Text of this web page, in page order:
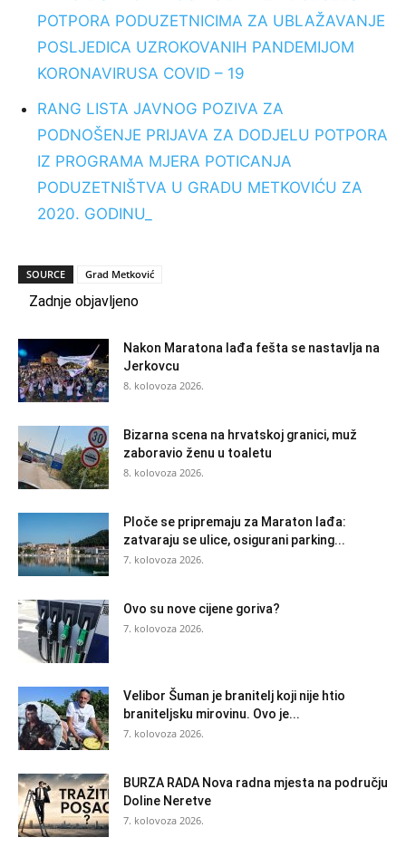
POTPORA PODUZETNICIMA ZA UBLAŽAVANJE
POSLJEDICA UZROKOVANIH PANDEMIJOM
KORONAVIRUSA COVID – 19
RANG LISTA JAVNOG POZIVA ZA
PODNOŠENJE PRIJAVA ZA DODJELU POTPORA
IZ PROGRAMA MJERA POTICANJA
PODUZETNIŠTVA U GRADU METKOVIĆU ZA
2020. GODINU_
SOURCE Grad Metković
Zadnje objavljeno
Nakon Maratona lađa fešta se nastavlja na
Jerkovcu
8. kolovoza 2026.
Bizarna scena na hrvatskoj granici, muž
zaboravio ženu u toaletu
8. kolovoza 2026.
Ploče se pripremaju za Maraton lađa:
zatvaraju se ulice, osigurani parking...
7. kolovoza 2026.
Ovo su nove cijene goriva?
7. kolovoza 2026.
Velibor Šuman je branitelj koji nije htio
braniteljsku mirovinu. Ovo je...
7. kolovoza 2026.
BURZA RADA Nova radna mjesta na području
Doline Neretve
7. kolovoza 2026.